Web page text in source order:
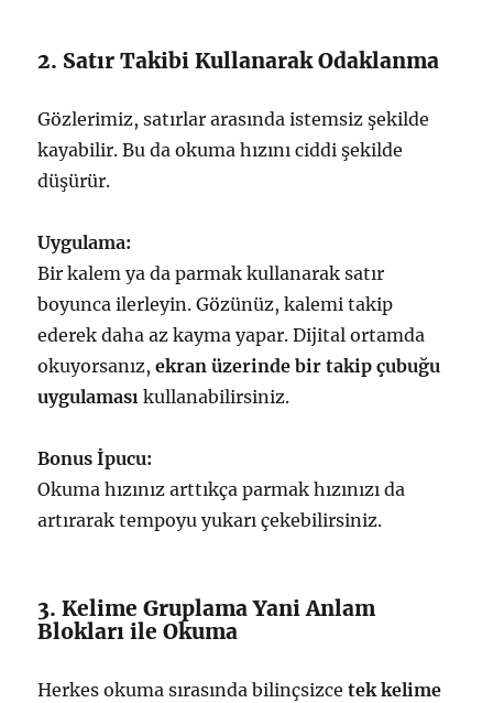
2. Satır Takibi Kullanarak Odaklanma
Gözlerimiz, satırlar arasında istemsiz şekilde
kayabilir. Bu da okuma hızını ciddi şekilde
düşürür.
Uygulama:
Bir kalem ya da parmak kullanarak satır
boyunca ilerleyin. Gözünüz, kalemi takip
ederek daha az kayma yapar. Dijital ortamda
okuyorsanız,ekran üzerinde bir takip çubuğu
uygulaması kullanabilirsiniz.
Bonus İpucu:
Okuma hızınız arttıkça parmak hızınızı da
artırarak tempoyu yukarı çekebilirsiniz.
3. Kelime Gruplama Yani Anlam
Blokları ile Okuma
Herkes okuma sırasında bilinçsizcetek kelime